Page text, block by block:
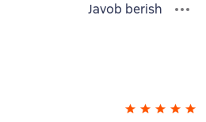
Javob berish